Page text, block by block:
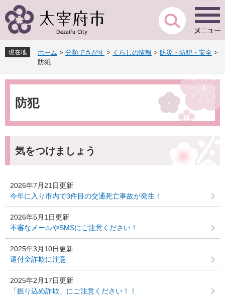
ー
先
頭
す
ニ
を
飛
し
現在地 ホーム > 分類でさがす > くらしの情報 > 防災・防犯・安全 >
防犯
本
防犯
気をつけましょう
2026年7月21日更新
今年に入り市内で3件目の交通死亡事故が発生！
2026年5月1日更新
不審なメールやSMSにご注意ください！
2025年3月10日更新
還付金詐欺に注意
2025年2月17日更新
「振り込め詐欺」にご注意ください！！